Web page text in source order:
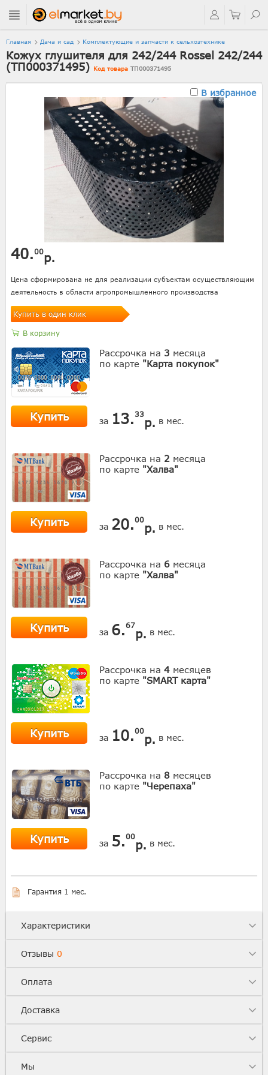
Главная Дача и сад Комплектующие и запчасти к сельхозтехнике
Кожух глушителя для 242/244 Rossel 242/244
(ТП000371495) Код товара ТП000371495
В избранное
40.00р.
Цена сформирована не для реализации субъектам осуществляющим
деятельность в области агропромышленного производства
Купить в один клик
В корзину
Рассрочка на 3 месяца
по карте "Карта покупок"
Купить за 13. 33
р. в мес.
Рассрочка на 2 месяца
по карте "Халва"
Купить за 20.00
р. в мес.
Рассрочка на 6 месяца
по карте "Халва"
Купить за 6.67
р. в мес.
Рассрочка на 4 месяцев
по карте "SMART карта"
Купить за 10.00
р. в мес.
Рассрочка на 8 месяцев
по карте "Черепаха"
Купить за 5.00
р. в мес.
Гарантия 1 мес.
Характеристики
Отзывы 0
Оплата
Доставка
Сервис
Мы